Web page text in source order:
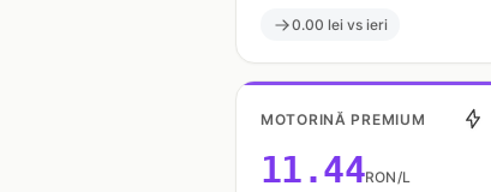
0.00 lei vs ieri
MOTORINĂ PREMIUM
11.44RON/L